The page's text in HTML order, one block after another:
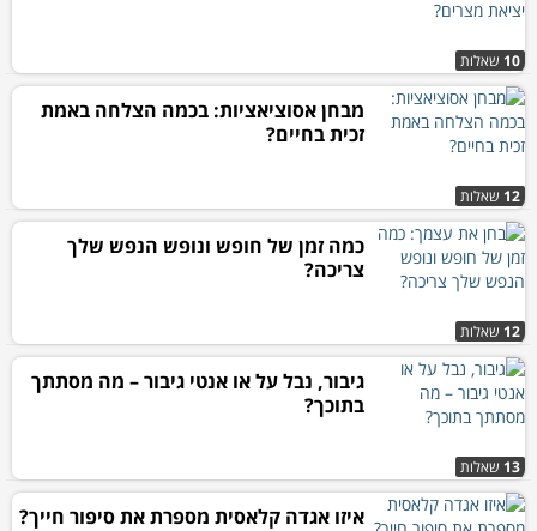
10 שאלות
12 שאלות
מבחן אסוציאציות: בכמה הצלחה באמת
זכית בחיים?
12 שאלות
כמה זמן של חופש ונופש הנפש שלך
צריכה?
13 שאלות
גיבור, נבל על או אנטי גיבור – מה מסתתך
בתוכך?
איזו אגדה קלאסית מספרת את סיפור חייך?